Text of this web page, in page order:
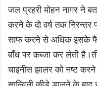
जल प्रहरी मोहन नागर ने
करने के दो वर्ष तक निरन्तर
साफ करने से अधिक इसके
बाँध पर कब्जा कर लेती
चाइनीस झालर को नष्ट